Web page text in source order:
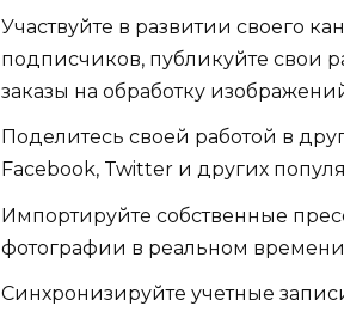
Участвуйте в развитии своего
подписчиков, публикуйте свои
заказы на обработку
Поделитесь своей работой в
Facebook, Twitter и других
Импортируйте собственные
фотографии в реальном
Синхронизируйте учетные